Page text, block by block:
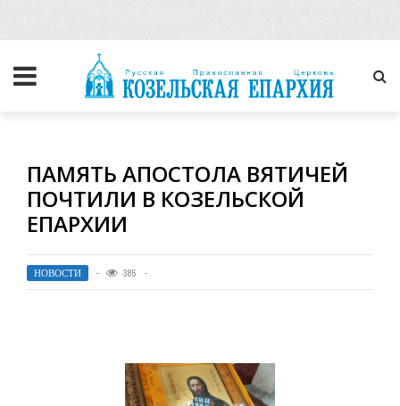
ПАМЯТЬ АПОСТОЛА ВЯТИЧЕЙ
ПОЧТИЛИ В КОЗЕЛЬСКОЙ
ЕПАРХИИ
НОВОСТИ 385